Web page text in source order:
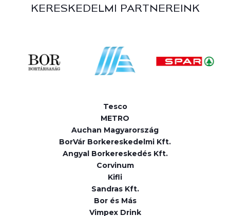
KERESKEDELMI PARTNEREINK
Tesco
METRO
Auchan Magyarország
BorVár Borkereskedelmi Kft.
Angyal Borkereskedés Kft.
Corvinum
Kifli
Sandras Kft.
Bor és Más
Vimpex Drink